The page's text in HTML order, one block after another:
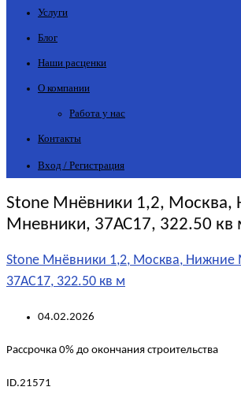
Услуги
Блог
Наши расценки
О компании
Работа у нас
Контакты
Вход / Регистрация
Stone Мнёвники 1,2, Москва,
Мневники, 37АС17, 322.50 кв
Stone Мнёвники 1,2, Москва, Нижние
37АС17, 322.50 кв м
04.02.2026
Рассрочка 0% до окончания строительства
ID.21571